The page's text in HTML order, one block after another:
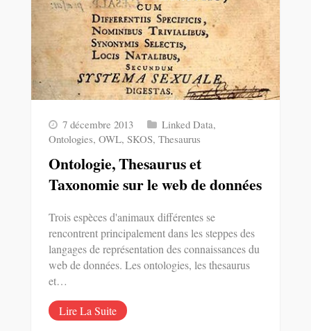
7 décembre 2013 Linked Data,
Ontologies, OWL, SKOS, Thesaurus
Ontologie, Thesaurus et
Taxonomie sur le web de données
Trois espèces d'animaux différentes se
rencontrent principalement dans les steppes des
langages de représentation des connaissances du
web de données. Les ontologies, les thesaurus
et…
Lire La Suite